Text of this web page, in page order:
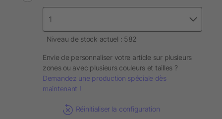
Niveau de stock actuel : 582
Envie de personnaliser votre article sur plusieurs
zones ou avec plusieurs couleurs et tailles ?
Demandez une production spéciale dès
maintenant !
Réinitialiser la configuration